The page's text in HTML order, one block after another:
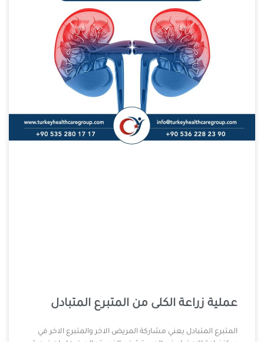
عملية زراعة الكلى من المتبرع المتبادل
المتبرع المتبادل يعني مشاركة المريض الاخر والمتبرع الاخر في